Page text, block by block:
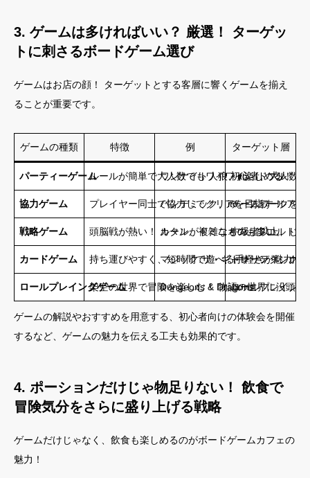
3. ゲームは多ければいい？ 厳選！ ターゲッ
トに刺さるボードゲーム選び
ゲームはお店の顔！ ターゲットとする客層に響くゲームを揃え
ることが重要です。
ゲームの種類 特徴 例 ターゲット層
パーティーゲームルールが簡単で大人数でもワイワイ楽しめる！
ワンナイト人狼、ito、ドブル
初心者、大人数
協力ゲーム プレイヤー同士で協力してクリアを目指す！
パンデミック、ito、フォールアウ
チームワークを
戦略ゲーム 頭脳戦が熱い！ ルールが複雑なものも多い。
カタン、ドミニオン、プエルトリ
中級者以上、じ
カードゲーム 持ち運びやすく、短時間で遊べる手軽さが魅力！
マジック:ザ・ギャザリング、ポ
トレーディング
ロールプレイングゲーム架空の世界で冒険を楽しむ！ 物語の世界に没頭！
Dungeons & Dragonsロールプレイン
ゲームの解説やおすすめを用意する、初心者向けの体験会を開催
するなど、ゲームの魅力を伝える工夫も効果的です。
4. ポーションだけじゃ物足りない！ 飲食で
冒険気分をさらに盛り上げる戦略
ゲームだけじゃなく、飲食も楽しめるのがボードゲームカフェの
魅力！